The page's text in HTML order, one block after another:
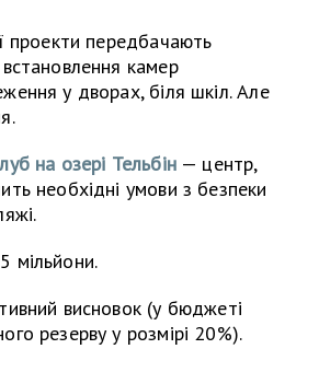
проекти передбачають
камер
у дворах, біля шкіл. Але
на озері Тельбін— центр,
необхідні умови з безпеки
мільйони.
висновок (у бюджеті
резерву у розмірі 20%).